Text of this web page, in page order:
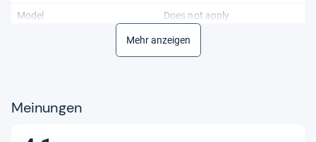
Model Does not apply
Torquefix
Package Dimensions LxWxH
Mehr anzeigen
Meinungen